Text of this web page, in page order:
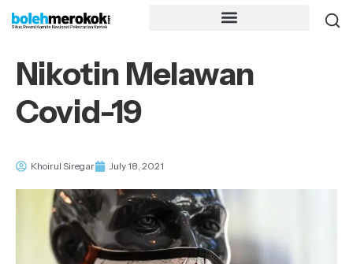
Nikotin Melawan
Covid-19
Khoirul Siregar July 18, 2021